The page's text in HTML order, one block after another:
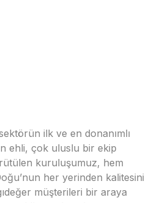
ilk ve en donanımlı
ehli, çok uluslu bir ekip
kuruluşumuz, hem
her yerinden kalitesini
müşterileri bir araya